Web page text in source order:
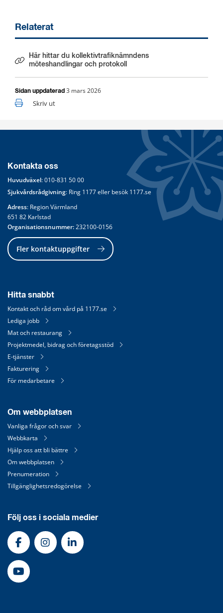
Relaterat
Här hittar du kollektivtrafiknämndens
möteshandlingar och protokoll
Länk till annan webbplats.
Sidan uppdaterad 3 mars 2026
Skriv ut
Kontakta oss
Huvudväxel: 010-831 50 00
Sjukvårdsrådgivning: Ring 1177 eller besök 1177.se
Adress: Region Värmland
651 82 Karlstad
Organisationsnummer: 232100-0156
Fler kontaktuppgifter
Hitta snabbt
Kontakt och råd om vård på 1177.se
Lediga jobb
Mat och restaurang
Projektmedel, bidrag och företagsstöd
E-tjänster
Fakturering
För medarbetare
Om webbplatsen
Vanliga frågor och svar
Webbkarta
Hjälp oss att bli bättre
Om webbplatsen
Prenumeration
Tillgänglighetsredogörelse
Följ oss i sociala medier